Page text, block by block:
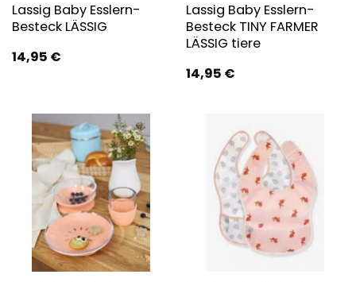
Lassig Baby Esslern-
Besteck LÄSSIG
14,95 €
Lassig Baby Esslern-
Besteck TINY FARMER
LÄSSIG tiere
14,95 €